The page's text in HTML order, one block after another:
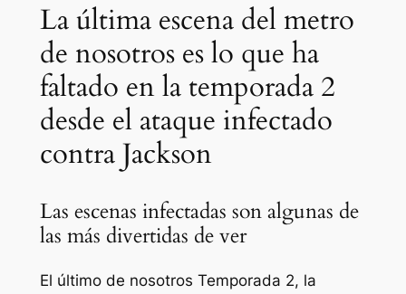
La última escena del metro
de nosotros es lo que ha
faltado en la temporada 2
desde el ataque infectado
contra Jackson
Las escenas infectadas son algunas de
las más divertidas de ver
El último de nosotros Temporada 2, la